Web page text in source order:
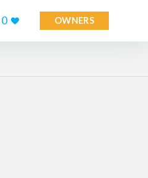
0 OWNERS